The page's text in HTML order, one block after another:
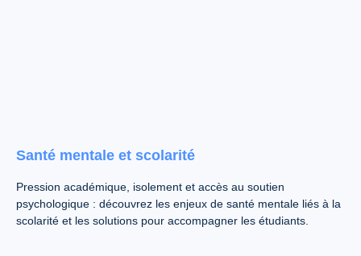
Santé mentale et scolarité
Pression académique, isolement et accès au soutien
psychologique : découvrez les enjeux de santé mentale liés à la
scolarité et les solutions pour accompagner les étudiants.